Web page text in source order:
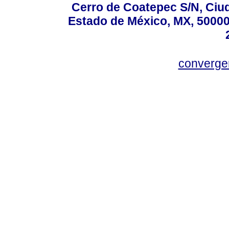
Cerro de Coatepec S/N,
Estado de México, MX,